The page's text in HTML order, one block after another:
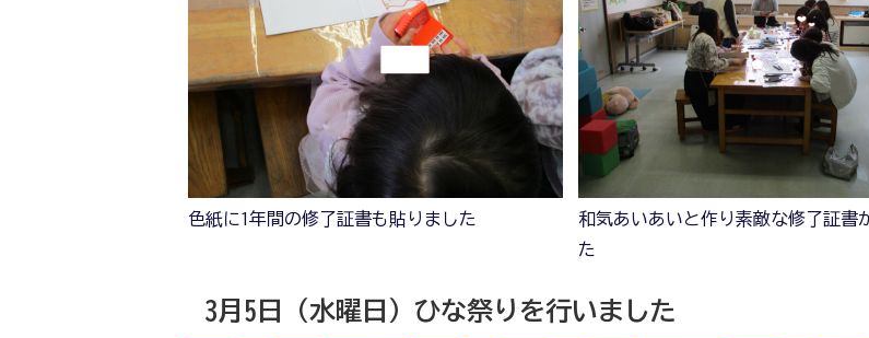
色紙に1年間の修了証書も貼りました
和気あいあいと作り素敵な修了証書
た
3月5日（水曜日）ひな祭りを行いました